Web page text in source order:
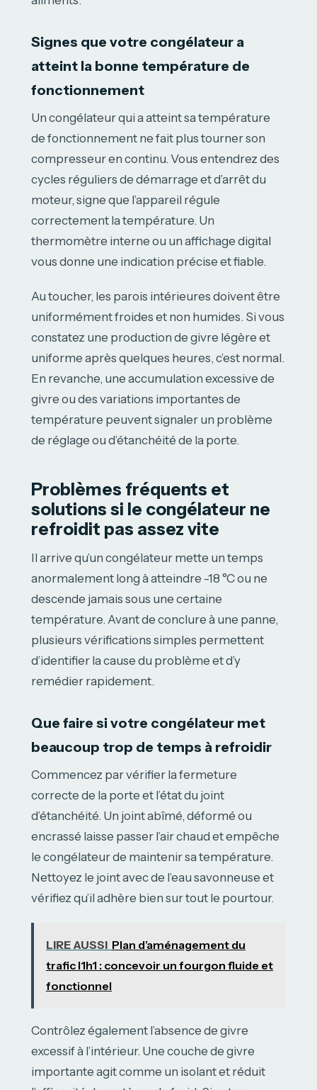
Signes que votre congélateur a
atteint la bonne température de
fonctionnement
Un congélateur qui a atteint sa température
de fonctionnement ne fait plus tourner son
compresseur en continu. Vous entendrez des
cycles réguliers de démarrage et d’arrêt du
moteur, signe que l’appareil régule
correctement la température. Un
thermomètre interne ou un affichage digital
vous donne une indication précise et fiable.
Au toucher, les parois intérieures doivent être
uniformément froides et non humides. Si vous
constatez une production de givre légère et
uniforme après quelques heures, c’est normal.
En revanche, une accumulation excessive de
givre ou des variations importantes de
température peuvent signaler un problème
de réglage ou d’étanchéité de la porte.
Problèmes fréquents et
solutions si le congélateur ne
refroidit pas assez vite
Il arrive qu’un congélateur mette un temps
anormalement long à atteindre -18 °C ou ne
descende jamais sous une certaine
température. Avant de conclure à une panne,
plusieurs vérifications simples permettent
d’identifier la cause du problème et d’y
remédier rapidement.
Que faire si votre congélateur met
beaucoup trop de temps à refroidir
Commencez par vérifier la fermeture
correcte de la porte et l’état du joint
d’étanchéité. Un joint abîmé, déformé ou
encrassé laisse passer l’air chaud et empêche
le congélateur de maintenir sa température.
Nettoyez le joint avec de l’eau savonneuse et
vérifiez qu’il adhère bien sur tout le pourtour.
LIRE AUSSI Plan d’aménagement du
trafic l1h1 : concevoir un fourgon fluide et
fonctionnel
Contrôlez également l’absence de givre
excessif à l’intérieur. Une couche de givre
importante agit comme un isolant et réduit